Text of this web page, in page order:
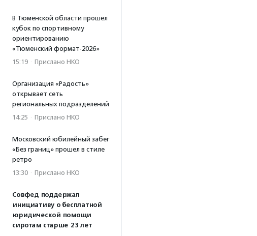
В Тюменской области прошел
кубок по спортивному
ориентированию
«Тюменский формат-2026»
15:19 · Прислано НКО
Организация «Радость»
открывает сеть
региональных подразделений
14:25 · Прислано НКО
Московский юбилейный забег
«Без границ» прошел в стиле
ретро
13:30 · Прислано НКО
Совфед поддержал
инициативу о бесплатной
юридической помощи
сиротам старше 23 лет